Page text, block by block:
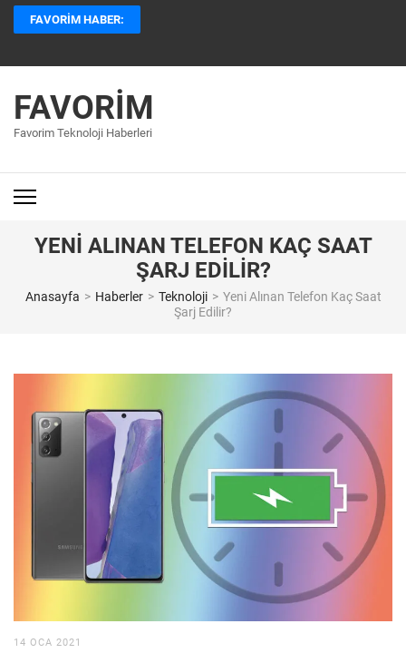
İçeriğe
atla
basın)
FAVORIM HABER:
FAVORIM
Favorim Teknoloji Haberleri
YENI ALINAN TELEFON KAÇ SAAT
ŞARJ EDILIR?
Anasayfa > Haberler > Teknoloji > Yeni Alınan Telefon Kaç Saat
Şarj Edilir?
14 OCA 2021